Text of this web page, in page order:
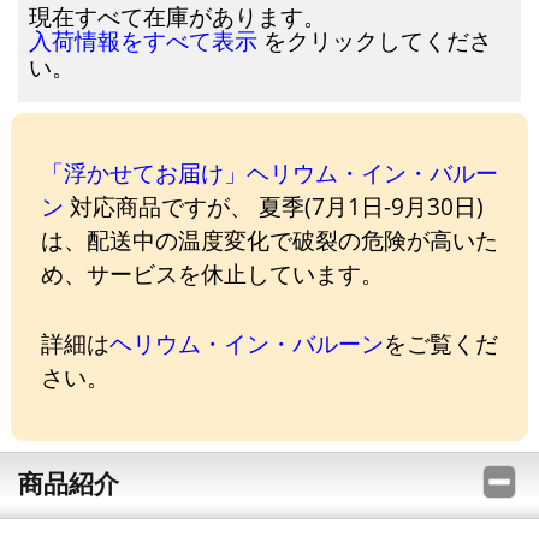
現在すべて在庫があります。
入荷情報をすべて表示 をクリックしてくださ
い。
「浮かせてお届け」ヘリウム・イン・バルー
ン 対応商品ですが、 夏季(7月1日-9月30日)
は、配送中の温度変化で破裂の危険が高いた
め、サービスを休止しています。
詳細はヘリウム・イン・バルーンをご覧くだ
さい。
商品紹介